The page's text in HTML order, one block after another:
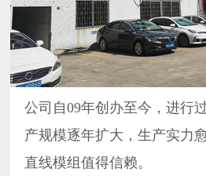
公司自09年创办至今，进行
产规模逐年扩大，生产实力
直线模组值得信赖。